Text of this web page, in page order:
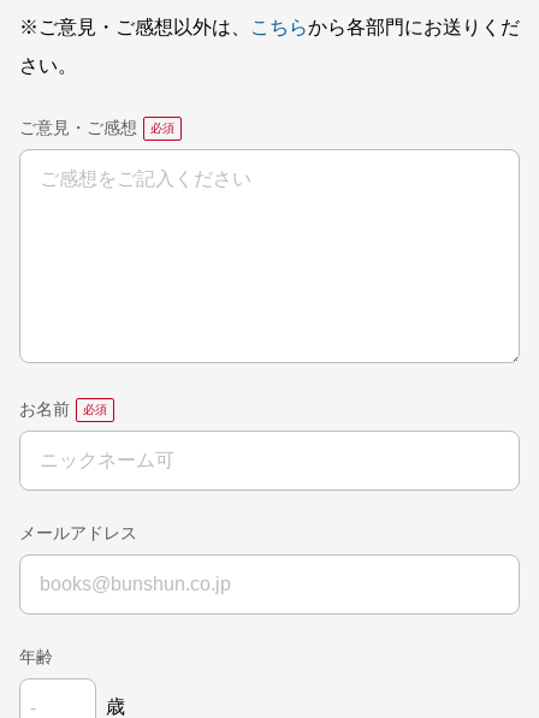
※ご意見・ご感想以外は、
こちらから各部門にお送りくだ
さい。
ご意見・ご感想
お名前
メールアドレス
年齢
歳